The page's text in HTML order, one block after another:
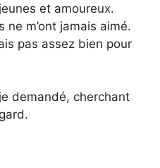
et amoureux.
m’ont jamais aimé.
pas assez bien pour
demandé, cherchant